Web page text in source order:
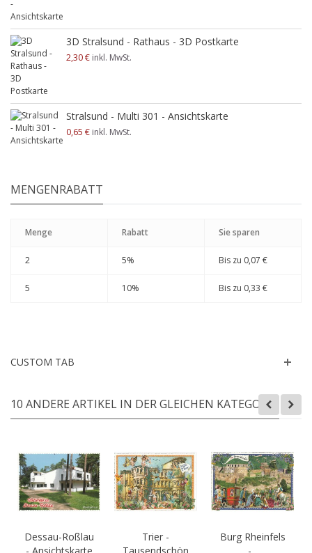
3D Stralsund - Rathaus - 3D Postkarte
2,30 € inkl. MwSt.
Stralsund - Multi 301 - Ansichtskarte
0,65 € inkl. MwSt.
MENGENRABATT
Menge Rabatt Sie sparen
2 5% Bis zu 0,07 €
5 10% Bis zu 0,33 €
CUSTOM TAB
10 ANDERE ARTIKEL IN DER GLEICHEN KATEGORIE:
Dessau-Roßlau
Trier -
Burg Rheinfels